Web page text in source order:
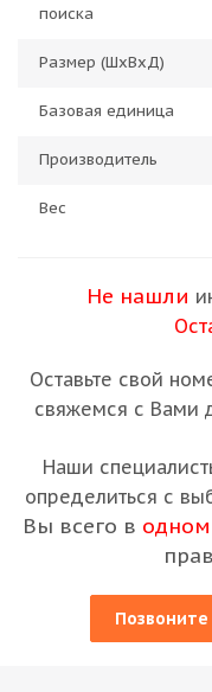
поиска
Размер (ШхВхД)
Базовая единица
Производитель
Вес
Не нашли
Оставьте свой
свяжемся с Вами
Наши
определиться с
Вы всего в